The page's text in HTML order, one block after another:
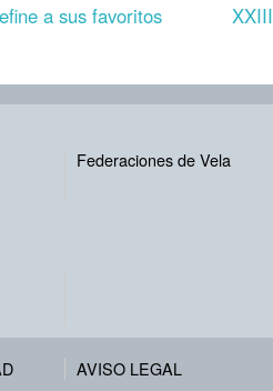
a sus favoritos
Federaciones de Vela
AVISO LEGAL